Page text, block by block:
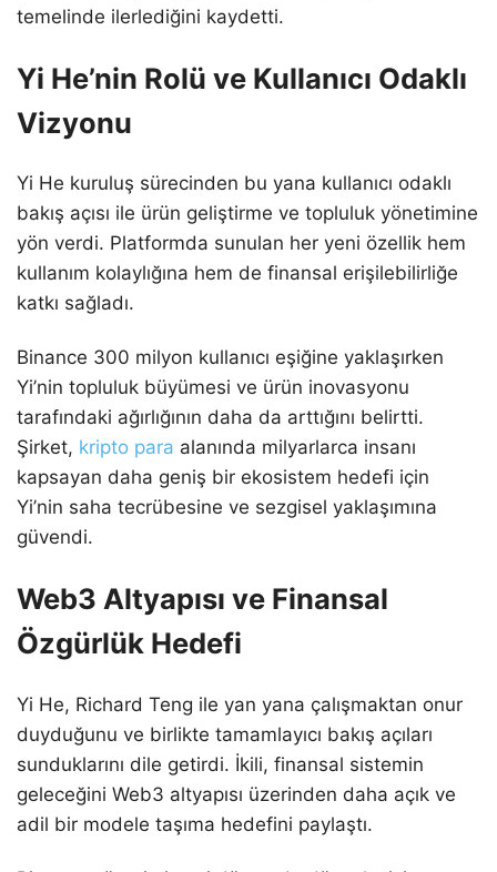
temelinde ilerlediğini kaydetti.
Yi He’nin Rolü ve Kullanıcı Odaklı
Vizyonu
Yi He kuruluş sürecinden bu yana kullanıcı odaklı
bakış açısı ile ürün geliştirme ve topluluk yönetimine
yön verdi. Platformda sunulan her yeni özellik hem
kullanım kolaylığına hem de finansal erişilebilirliğe
katkı sağladı.
Binance 300 milyon kullanıcı eşiğine yaklaşırken
Yi’nin topluluk büyümesi ve ürün inovasyonu
tarafındaki ağırlığının daha da arttığını belirtti.
Şirket, kripto para alanında milyarlarca insanı
kapsayan daha geniş bir ekosistem hedefi için
Yi’nin saha tecrübesine ve sezgisel yaklaşımına
güvendi.
Web3 Altyapısı ve Finansal
Özgürlük Hedefi
Yi He, Richard Teng ile yan yana çalışmaktan onur
duyduğunu ve birlikte tamamlayıcı bakış açıları
sunduklarını dile getirdi. İkili, finansal sistemin
geleceğini Web3 altyapısı üzerinden daha açık ve
adil bir modele taşıma hedefini paylaştı.